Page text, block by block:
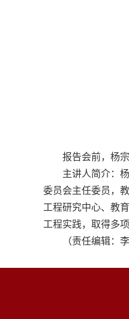
报告会前，杨
主讲人简介：
委员会主任委员，
工程研究中心、教
工程实践，取得多
（责任编辑：李